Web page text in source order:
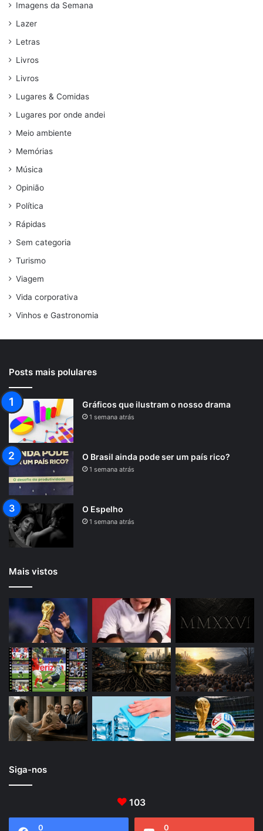
Imagens da Semana
Lazer
Letras
Livros
Livros
Lugares & Comidas
Lugares por onde andei
Meio ambiente
Memórias
Música
Opinião
Política
Rápidas
Sem categoria
Turismo
Viagem
Vida corporativa
Vinhos e Gastronomia
Posts mais polulares
Gráficos que ilustram o nosso drama
1 semana atrás
O Brasil ainda pode ser um país rico?
1 semana atrás
O Espelho
1 semana atrás
Mais vistos
Siga-nos
103
0 0